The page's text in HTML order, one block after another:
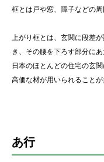
框とは戸や窓、障子などの周
上がり框とは、玄関に段差
き、その腰を下ろす部分にあ
日本のほとんどの住宅の玄関
高価な材が用いられることが
あ行